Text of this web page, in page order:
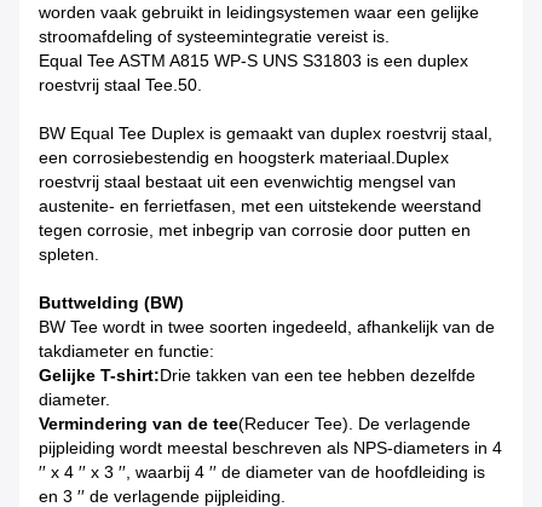
worden vaak gebruikt in leidingsystemen waar een gelijke
stroomafdeling of systeemintegratie vereist is.
Equal Tee ASTM A815 WP-S UNS S31803 is een duplex
roestvrij staal Tee.50.
BW Equal Tee Duplex is gemaakt van duplex roestvrij staal,
een corrosiebestendig en hoogsterk materiaal.Duplex
roestvrij staal bestaat uit een evenwichtig mengsel van
austenite- en ferrietfasen, met een uitstekende weerstand
tegen corrosie, met inbegrip van corrosie door putten en
spleten.
Buttwelding (BW)
BW Tee wordt in twee soorten ingedeeld, afhankelijk van de
takdiameter en functie:
Gelijke T-shirt:Drie takken van een tee hebben dezelfde
diameter.
Vermindering van de tee(Reducer Tee). De verlagende
pijpleiding wordt meestal beschreven als NPS-diameters in 4
′′ x 4 ′′ x 3 ′′, waarbij 4 ′′ de diameter van de hoofdleiding is
en 3 ′′ de verlagende pijpleiding.